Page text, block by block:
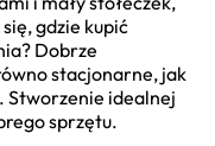
gdzie kupić
Dobrze
stacjonarne, jak
Stworzenie idealnej
sprzętu.